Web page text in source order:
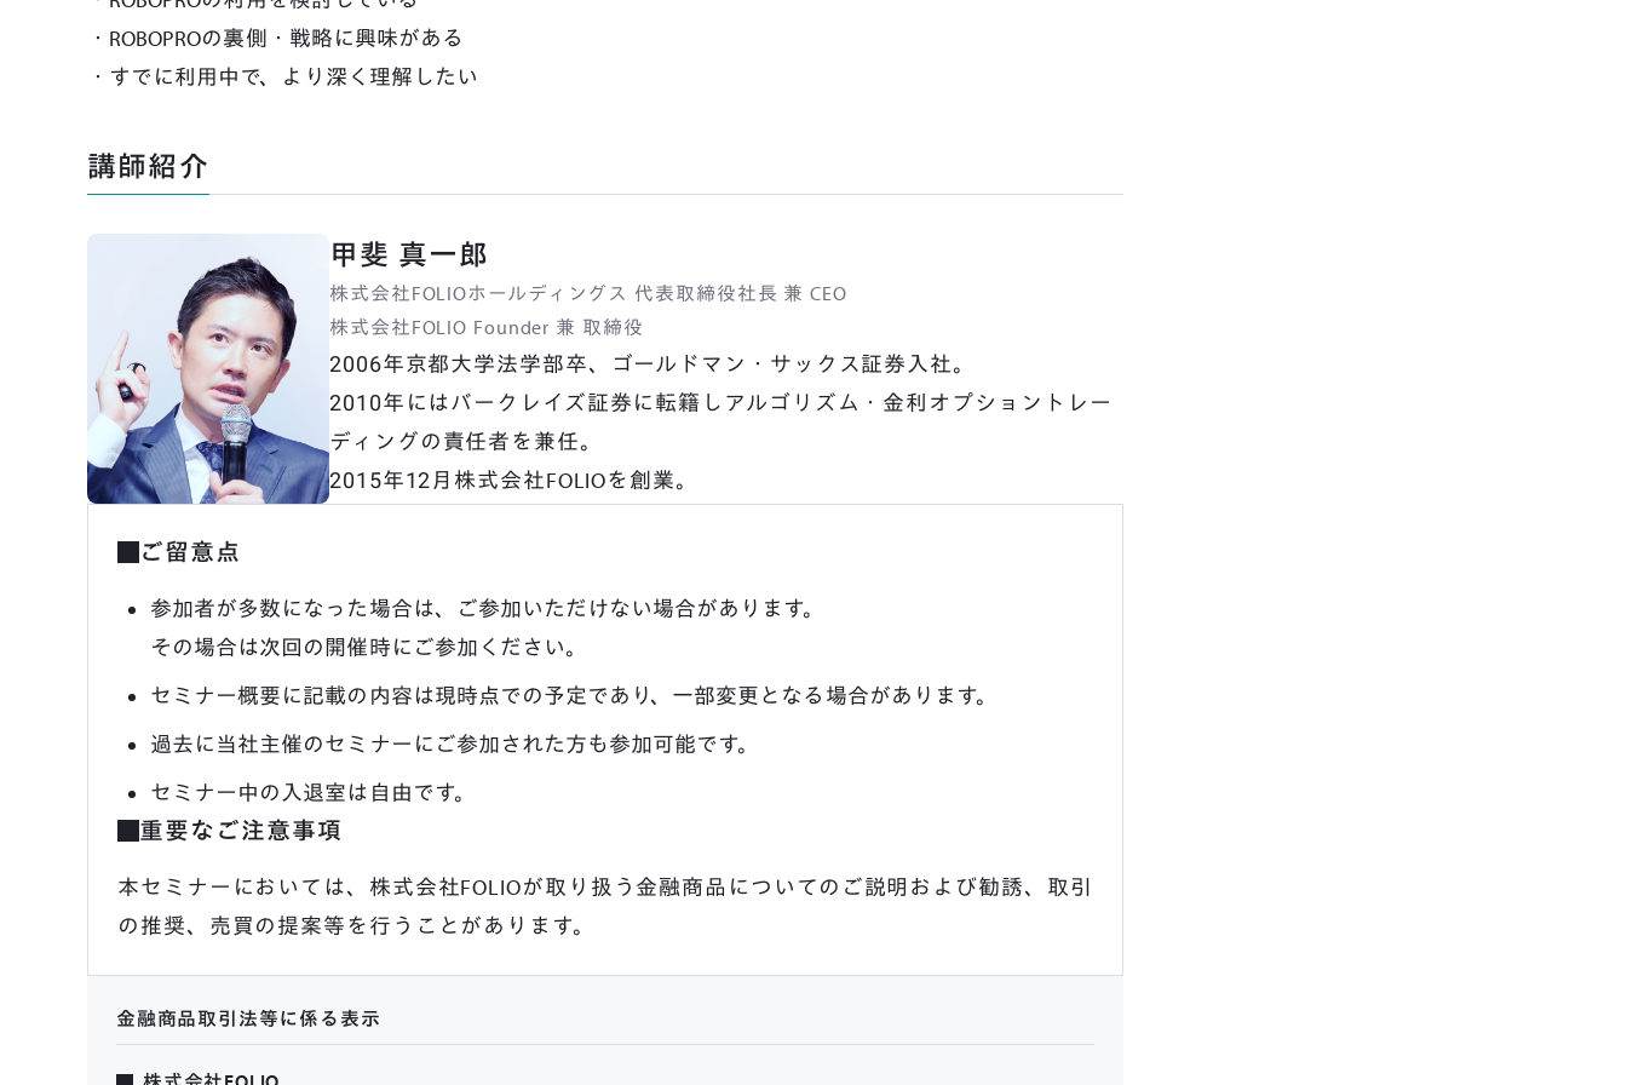
・ROBOPROの裏側・戦略に興味がある
・すでに利用中で、より深く理解したい
講師紹介
甲斐 真一郎
株式会社FOLIOホールディングス 代表取締役社長 兼 CEO
株式会社FOLIO Founder 兼 取締役
2006年京都大学法学部卒、ゴールドマン・サックス証券入社。
2010年にはバークレイズ証券に転籍しアルゴリズム・金利オプショントレー
ディングの責任者を兼任。
2015年12月株式会社FOLIOを創業。
ご留意点
参加者が多数になった場合は、ご参加いただけない場合があります。
その場合は次回の開催時にご参加ください。
セミナー概要に記載の内容は現時点での予定であり、一部変更となる場合があります。
過去に当社主催のセミナーにご参加された方も参加可能です。
セミナー中の入退室は自由です。
重要なご注意事項
本セミナーにおいては、株式会社FOLIOが取り扱う金融商品についてのご説明および勧誘、取引
の推奨、売買の提案等を行うことがあります。
金融商品取引法等に係る表示